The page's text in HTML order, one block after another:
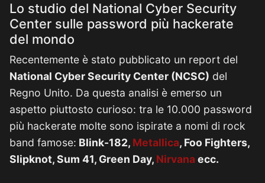
Lo studio del National Cyber Security
Center sulle password più hackerate
del mondo
Recentemente è stato pubblicato un report del
National Cyber Security Center (NCSC) del
Regno Unito. Da questa analisi è emerso un
aspetto piuttosto curioso: tra le 10.000 password
più hackerate molte sono ispirate a nomi di rock
band famose: Blink-182, Metallica, Foo Fighters,
Slipknot, Sum 41, Green Day, Nirvana ecc.